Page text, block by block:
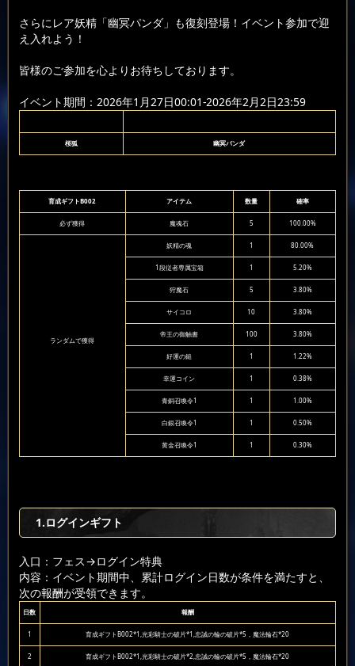
さらにレア妖精「幽冥パンダ」も復刻登場！イベント参加で迎
え入れよう！
皆様のご参加を心よりお待ちしております。
イベント期間：2026年1月27日00:01-2026年2月2日23:59
桜狐 幽冥パンダ
育成ギフトB002 アイテム 数量 確率
必ず獲得 魔魂石 5 100.00%
ランダムで獲得
妖精の魂 1 80.00%
1段従者専属宝箱 1 5.20%
狩魔石 5 3.80%
サイコロ 10 3.80%
帝王の御触書 100 3.80%
好運の鎚 1 1.22%
幸運コイン 1 0.38%
青銅召喚令1 1 1.00%
白銀召喚令1 1 0.50%
黄金召喚令1 1 0.30%
1.ログインギフト
入口：フェス→ログイン特典
内容：イベント期間中、累計ログイン日数が条件を満たすと、
次の報酬が受領できます。
日数 報酬
1 育成ギフトB002*1,光彩騎士の破片*1,忠誠の輪の破片*5，魔法輪石*20
2 育成ギフトB002*1,光彩騎士の破片*2,忠誠の輪の破片*5，魔法輪石*20